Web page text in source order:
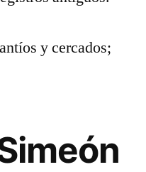
y cercados;